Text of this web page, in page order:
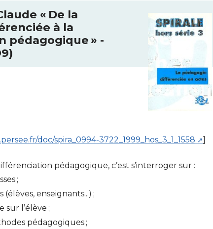
« De la
à la
pédagogique» -
doc/spira_0994-3722_1999_hos_3_1_1558 ]
pédagogique, c’est s’interroger sur :
;
(élèves, enseignants...) ;
sur l’élève ;
pédagogiques ;